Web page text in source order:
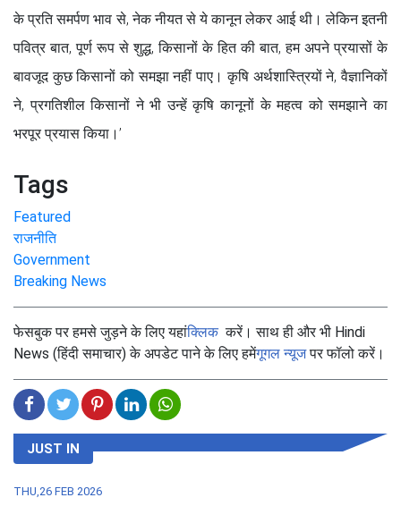
के प्रति समर्पण भाव से, नेक नीयत से ये कानून लेकर आई थी। लेकिन इतनी
पवित्र बात, पूर्ण रूप से शुद्ध, किसानों के हित की बात, हम अपने प्रयासों के
बावजूद कुछ किसानों को समझा नहीं पाए। कृषि अर्थशास्त्रियों ने, वैज्ञानिकों
ने, प्रगतिशील किसानों ने भी उन्हें कृषि कानूनों के महत्व को समझाने का
भरपूर प्रयास किया।’
Tags
Featured
राजनीति
Government
Breaking News
फेसबुक पर हमसे जुड़ने के लिए यहांक्लिककरें। साथ ही और भी Hindi
News (हिंदी समाचार) के अपडेट पाने के लिए हमेंगूगल न्यूजपर फॉलो करें।
JUST IN
THU,26 FEB 2026